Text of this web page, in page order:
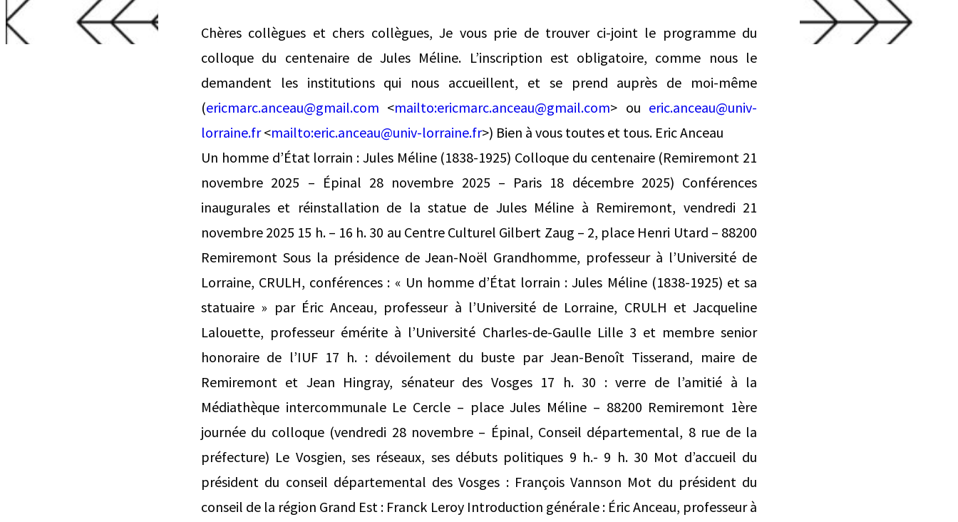
Chères collègues et chers collègues, Je vous prie de trouver ci-joint le programme du
colloque du centenaire de Jules Méline. L’inscription est obligatoire, comme nous le
demandent les institutions qui nous accueillent, et se prend auprès de moi-même
(ericmarc.anceau@gmail.com <mailto:ericmarc.anceau@gmail.com> ou eric.anceau@univ-
lorraine.fr<mailto:eric.anceau@univ-lorraine.fr>) Bien à vous toutes et tous. Eric Anceau
Un homme d’État lorrain : Jules Méline (1838-1925) Colloque du centenaire (Remiremont 21
novembre 2025 – Épinal 28 novembre 2025 – Paris 18 décembre 2025) Conférences
inaugurales et réinstallation de la statue de Jules Méline à Remiremont, vendredi 21
novembre 2025 15 h. – 16 h. 30 au Centre Culturel Gilbert Zaug – 2, place Henri Utard – 88200
Remiremont Sous la présidence de Jean-Noël Grandhomme, professeur à l’Université de
Lorraine, CRULH, conférences : « Un homme d’État lorrain : Jules Méline (1838-1925) et sa
statuaire » par Éric Anceau, professeur à l’Université de Lorraine, CRULH et Jacqueline
Lalouette, professeur émérite à l’Université Charles-de-Gaulle Lille 3 et membre senior
honoraire de l’IUF 17 h. : dévoilement du buste par Jean-Benoît Tisserand, maire de
Remiremont et Jean Hingray, sénateur des Vosges 17 h. 30 : verre de l’amitié à la
Médiathèque intercommunale Le Cercle – place Jules Méline – 88200 Remiremont 1ère
journée du colloque (vendredi 28 novembre – Épinal, Conseil départemental, 8 rue de la
préfecture) Le Vosgien, ses réseaux, ses débuts politiques 9 h.- 9 h. 30 Mot d’accueil du
président du conseil départemental des Vosges : François Vannson Mot du président du
conseil de la région Grand Est : Franck Leroy Introduction générale : Éric Anceau, professeur à